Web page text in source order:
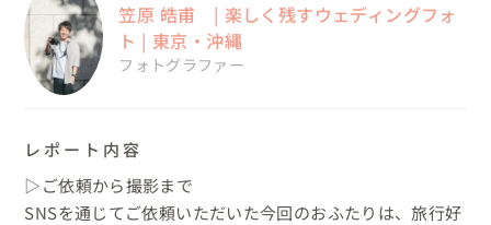
笠原 皓甫 | 楽しく残すウェディングフォ
ト | 東京・沖縄
フォトグラファー
レポート内容
▷ご依頼から撮影まで
SNSを通じてご依頼いただいた今回のおふたりは、旅行好